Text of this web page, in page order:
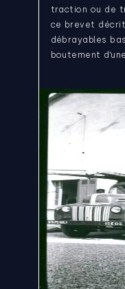
traction ou de
ce brevet
débrayables
boutement